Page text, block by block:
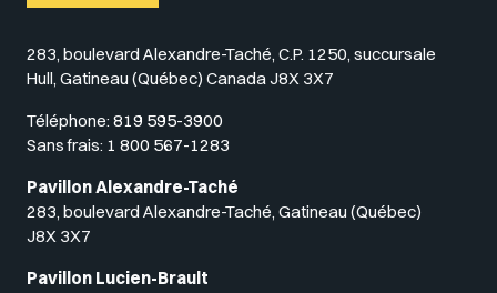
283, boulevard Alexandre-Taché, C.P. 1250, succursale
Hull, Gatineau (Québec) Canada J8X 3X7
Téléphone: 819 595-3900
Sans frais: 1 800 567-1283
Pavillon Alexandre-Taché
283, boulevard Alexandre-Taché, Gatineau (Québec)
J8X 3X7
Pavillon Lucien-Brault